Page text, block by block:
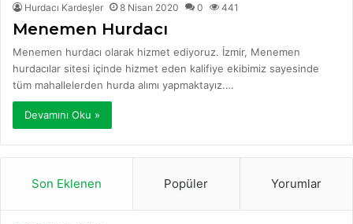
Hurdacı Kardeşler 8 Nisan 2020 0 441
Menemen Hurdacı
Menemen hurdacı olarak hizmet ediyoruz. İzmir, Menemen
hurdacılar sitesi içinde hizmet eden kalifiye ekibimiz sayesinde
tüm mahallelerden hurda alımı yapmaktayız.…
Devamını Oku »
Son Eklenen Popüler Yorumlar